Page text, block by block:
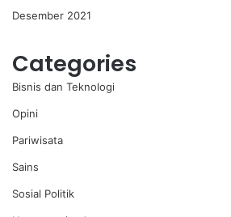
Desember 2021
Categories
Bisnis dan Teknologi
Opini
Pariwisata
Sains
Sosial Politik